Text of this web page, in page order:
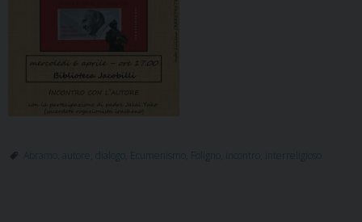
Abramo autore dialogo Ecumenismo Foligno incontro interreligioso